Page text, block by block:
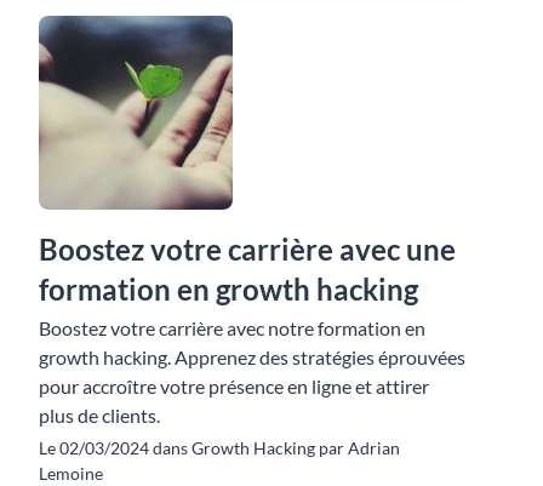
Boostez votre carrière avec une
formation en growth hacking
Boostez votre carrière avec notre formation en
growth hacking. Apprenez des stratégies éprouvées
pour accroître votre présence en ligne et attirer
plus de clients.
Le 02/03/2024 dans Growth Hacking par Adrian
Lemoine